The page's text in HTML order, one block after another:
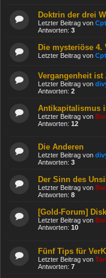
Doktrin der drei
Letzter Beitrag von
Antworten: 3
Die mysteriöse 4.
Letzter Beitrag von
Vergangenheit ist
Letzter Beitrag von
Antworten: 2
Antikapitalismus
Letzter Beitrag von
Antworten: 12
Die Anderen
Letzter Beitrag von
Antworten: 3
Der Sinn des
Letzter Beitrag von
Antworten: 8
[Gold-Forum]
Letzter Beitrag von
Antworten: 10
Fünf Tips für
Letzter Beitrag von
Antworten: 7